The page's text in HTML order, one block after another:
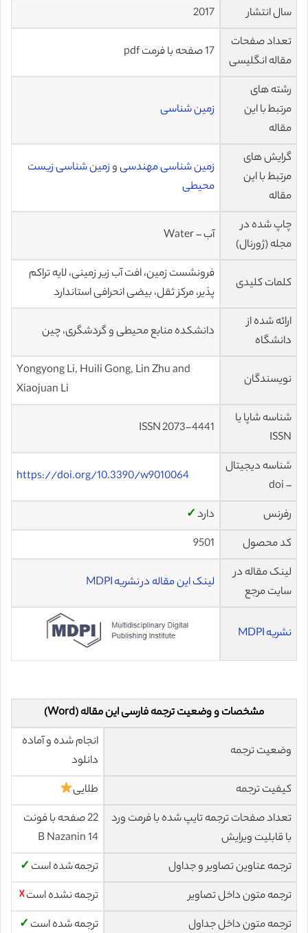
سال انتشار
2017
تعداد صفحات
مقاله انگلیسی
17 صفحه با فرمت pdf
رشته های
مرتبط با این
مقاله
زمین شناسی
گرایش های
مرتبط با این
مقاله
زمین شناسی مهندسیوزمین شناسی زیست
محیطی
چاپ شده در
مجله (ژورنال)
آب – Water
کلمات کلیدی
فرونشست زمین، افت آب زیر زمینی، لایه تراکم
پذیر، مرکز ثقل، بیضی انحرافی استاندارد
ارائه شده از
دانشگاه
دانشکده منابع محیطی و گردشگری، چین
نویسندگان
Yongyong Li, Huili Gong, Lin Zhu and
Xiaojuan Li
شناسه شاپا یا
ISSN
ISSN 2073-4441
شناسه دیجیتال
– doi
https://doi.org/10.3390/w9010064
رفرنس دارد✓
کد محصول
9501
لینک مقاله در
سایت مرجع
لینک این مقاله در نشریه MDPI
نشریه MDPI
مشخصات و وضعیت ترجمه فارسی این مقاله (Word)
وضعیت ترجمه
انجام شده و آماده
دانلود
کیفیت ترجمه
طلایی
تعداد صفحات ترجمه تایپ شده با فرمت ورد
با قابلیت ویرایش
22 صفحه با فونت
14 B Nazanin
ترجمه عناوین تصاویر و جداول
ترجمه شده است ✓
ترجمه متون داخل تصاویر
ترجمه نشده است☓
ترجمه متون داخل جداول
ترجمه شده است ✓